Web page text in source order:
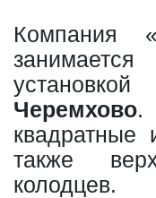
Компания
Черемхово.
квадратные
также
колодцев.